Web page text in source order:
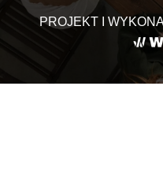
PROJEKT I